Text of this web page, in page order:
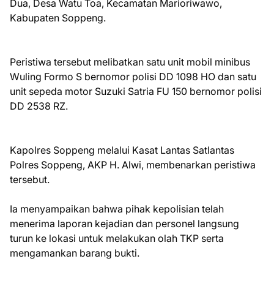
Dua, Desa Watu Toa, Kecamatan Marioriwawo,
Kabupaten Soppeng.
Peristiwa tersebut melibatkan satu unit mobil minibus
Wuling Formo S bernomor polisi DD 1098 HO dan satu
unit sepeda motor Suzuki Satria FU 150 bernomor polisi
DD 2538 RZ.
Kapolres Soppeng melalui Kasat Lantas Satlantas
Polres Soppeng, AKP H. Alwi, membenarkan peristiwa
tersebut.
Ia menyampaikan bahwa pihak kepolisian telah
menerima laporan kejadian dan personel langsung
turun ke lokasi untuk melakukan olah TKP serta
mengamankan barang bukti.